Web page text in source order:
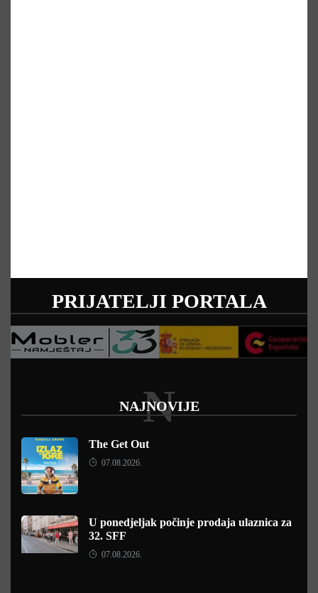
PRIJATELJI PORTALA
NAJNOVIJE
N
The Get Out
07.08.2026.
U ponedjeljak počinje prodaja ulaznica za
32. SFF
07.08.2026.